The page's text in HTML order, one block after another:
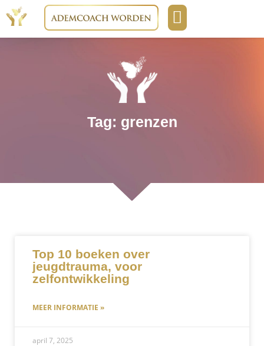
Tag: grenzen
Top 10 boeken over
jeugdtrauma, voor
zelfontwikkeling
MEER INFORMATIE »
april 7, 2025